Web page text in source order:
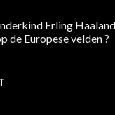
Erling
de Europese velden ?